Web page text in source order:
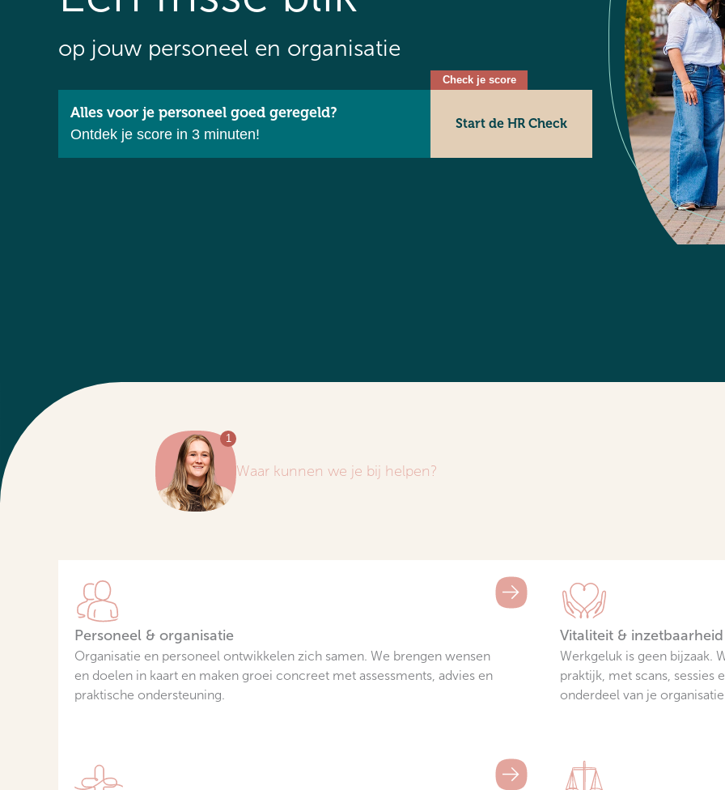
op jouw personeel en organisatie
Alles voor je personeel goed geregeld?
Ontdek je score in 3 minuten!
Start de HR Check
Waar kunnen we je bij helpen?
Personeel & organisatie
Organisatie en personeel ontwikkelen zich samen. We brengen wensen
en doelen in kaart en maken groei concreet met assessments, advies en
praktische ondersteuning.
Vitaliteit & inzetbaarheid
Werkgeluk is geen bijzaak.
praktijk, met scans,
onderdeel van je